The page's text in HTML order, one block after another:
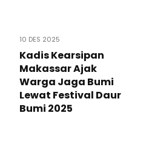
10 DES 2025
Kadis Kearsipan
Makassar Ajak
Warga Jaga Bumi
Lewat Festival Daur
Bumi 2025